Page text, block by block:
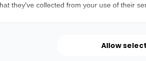
they've collected from your use of their
Allow